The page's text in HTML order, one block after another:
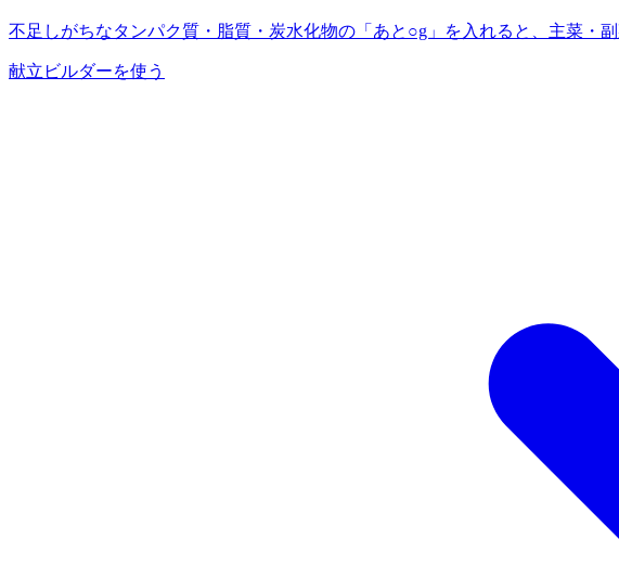
不足しがちなタンパク質・脂質・炭水化物の「あと○g」を入れると、主菜・
献立ビルダーを使う